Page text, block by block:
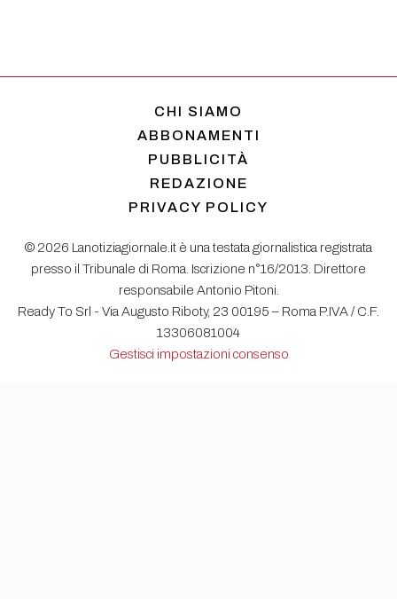
CHI SIAMO
ABBONAMENTI
PUBBLICITÀ
REDAZIONE
PRIVACY POLICY
© 2026 Lanotiziagiornale.it è una testata giornalistica registrata
presso il Tribunale di Roma. Iscrizione n°16/2013. Direttore
responsabile Antonio Pitoni.
Ready To Srl - Via Augusto Riboty, 23 00195 – Roma P.IVA / C.F.
13306081004
Gestisci impostazioni consenso